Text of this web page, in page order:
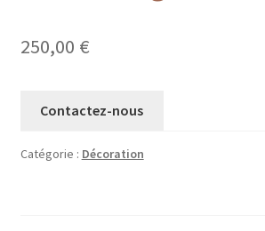
250,00 €
Contactez-nous
Catégorie : Décoration